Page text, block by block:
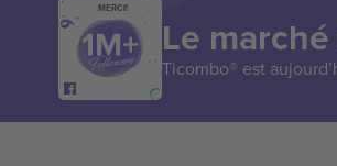
MERCI!
Le
Ticombo® est